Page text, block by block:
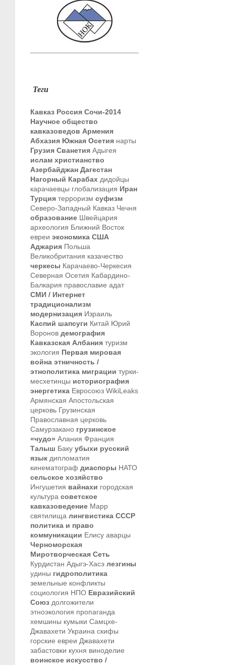
Теги
Кавказ Россия Сочи-2014
Научное общество
кавказоведов Армения
Абхазия Южная Осетия нарты
Грузия Сванетия Адыгея
ислам христианство
Азербайджан Дагестан
Нагорный Карабах дидойцы
карачаевцы глобализация Иран
Турция терроризм суфизм
Северо-Западный Кавказ Чечня
образование Швейцария
археология Ближний Восток
евреи экономика США
Аджария Польша
Великобритания казачество
черкесы Карачаево-Черкесия
Северная Осетия Кабардино-
Балкария православие адат
СМИ / Интернет
традиционализм
модернизация Израиль
Каспий шапсуги Китай Юрий
Воронов демография
Кавказская Албания туризм
экология Первая мировая
война этничность /
этнополитика миграции турки-
месхетинцы историография
энергетика Евросоюз WikiLeaks
Армянская Апостольская
церковь Грузинская
Православная церковь
Самурзакано грузинское
«чудо» Алания Франция
Талыш Баку убыхи русский
язык дипломатия
кинематограф диаспоры НАТО
сельское хозяйство
Ингушетия вайнахи городская
культура советское
кавказоведение Марр
святилища лингвистика СССР
политика и право
коммуникации Елису аварцы
Черноморская
Миротворческая Сеть
Курдистан Адыгэ-Хасэ лезгины
удины гидрополитика
земельные конфликты
социология НПО Евразийский
Союз долгожители
этноэкология пропаганда
хемшины кумыки Самцхе-
Джавахети Украина скифы
горские евреи Джавахети
забастовки кухня виноделие
воинское искусство /